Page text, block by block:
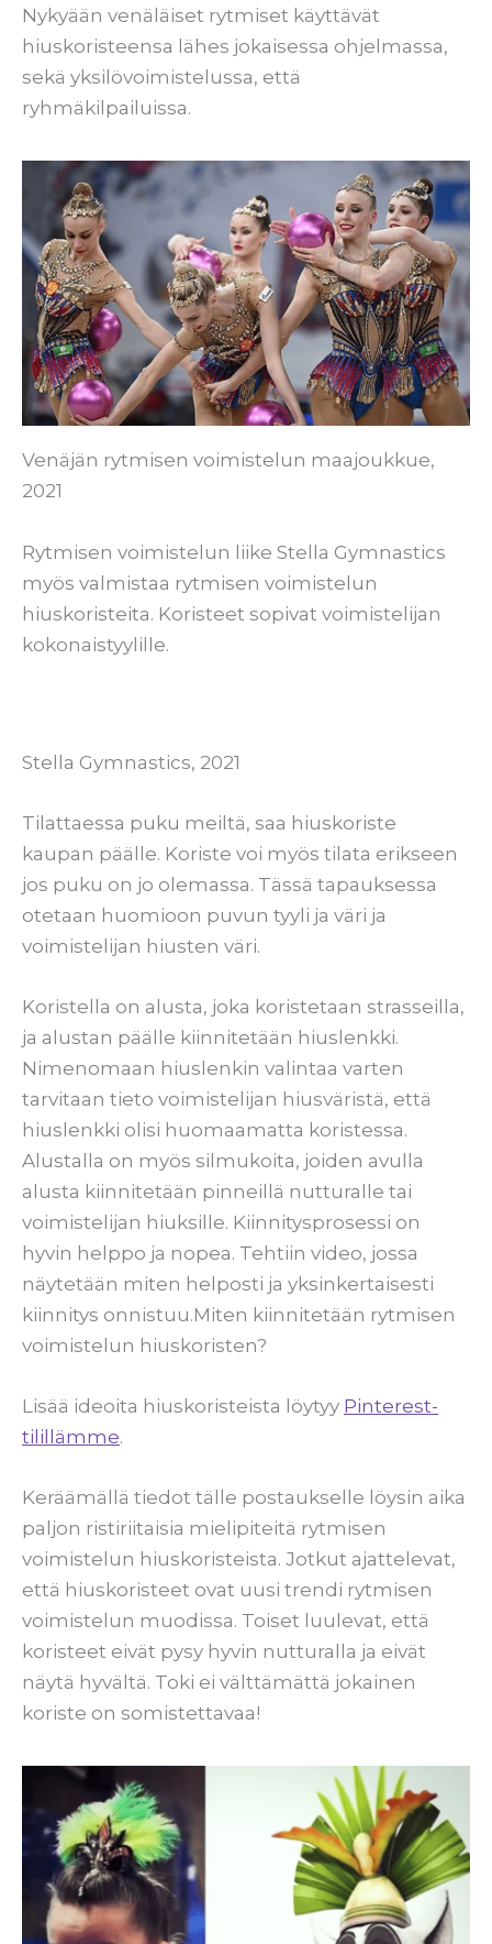
Nykyään venäläiset rytmiset käyttävät
hiuskoristeensa lähes jokaisessa ohjelmassa,
sekä yksilövoimistelussa, että
ryhmäkilpailuissa.
Venäjän rytmisen voimistelun maajoukkue,
2021
Rytmisen voimistelun liike Stella Gymnastics
myös valmistaa rytmisen voimistelun
hiuskoristeita. Koristeet sopivat voimistelijan
kokonaistyylille.
Stella Gymnastics, 2021
Tilattaessa puku meiltä, saa hiuskoriste
kaupan päälle. Koriste voi myös tilata erikseen
jos puku on jo olemassa. Tässä tapauksessa
otetaan huomioon puvun tyyli ja väri ja
voimistelijan hiusten väri.
Koristella on alusta, joka koristetaan strasseilla,
ja alustan päälle kiinnitetään hiuslenkki.
Nimenomaan hiuslenkin valintaa varten
tarvitaan tieto voimistelijan hiusväristä, että
hiuslenkki olisi huomaamatta koristessa.
Alustalla on myös silmukoita, joiden avulla
alusta kiinnitetään pinneillä nutturalle tai
voimistelijan hiuksille. Kiinnitysprosessi on
hyvin helppo ja nopea. Tehtiin video, jossa
näytetään miten helposti ja yksinkertaisesti
kiinnitys onnistuu.Miten kiinnitetään rytmisen
voimistelun hiuskoristen?
Lisää ideoita hiuskoristeista löytyy Pinterest-
tilillämme.
Keräämällä tiedot tälle postaukselle löysin aika
paljon ristiriitaisia mielipiteitä rytmisen
voimistelun hiuskoristeista. Jotkut ajattelevat,
että hiuskoristeet ovat uusi trendi rytmisen
voimistelun muodissa. Toiset luulevat, että
koristeet eivät pysy hyvin nutturalla ja eivät
näytä hyvältä. Toki ei välttämättä jokainen
koriste on somistettavaa!